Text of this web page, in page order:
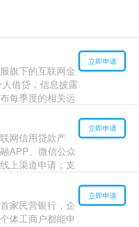
旗下的互联网金
借贷，信息披露
每季度的相关运
和判断风险，交
生银行进行存管
元
立即申请
网信用贷款产
APP、微信公众
上渠道申请；支
立即申请
家民营银行，企
体工商户都能申
立即申请